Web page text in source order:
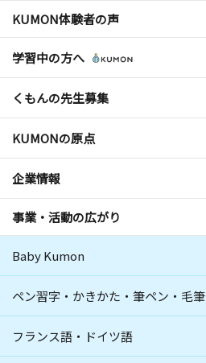
KUMON体験者の声
学習中の方へ
くもんの先生募集
KUMONの原点
企業情報
事業・活動の広がり
Baby Kumon
ペン習字・かきかた・筆ペン・毛筆
フランス語・ドイツ語